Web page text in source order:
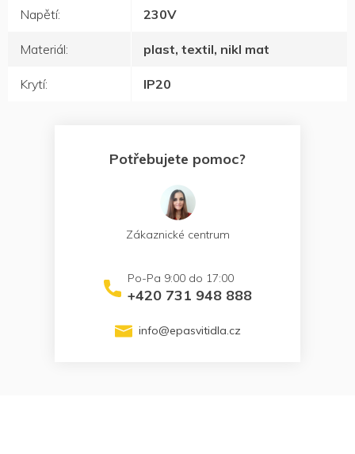
Napětí: 230V
Materiál: plast, textil, nikl mat
Krytí: IP20
Potřebujete pomoc?
Zákaznické centrum
+420 731 948 888
info@epasvitidla.cz